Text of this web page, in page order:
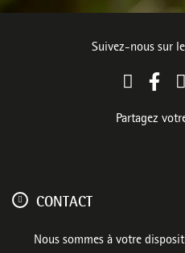
Suivez-nous sur
Partagez
CONTACT
Nous sommes à votre